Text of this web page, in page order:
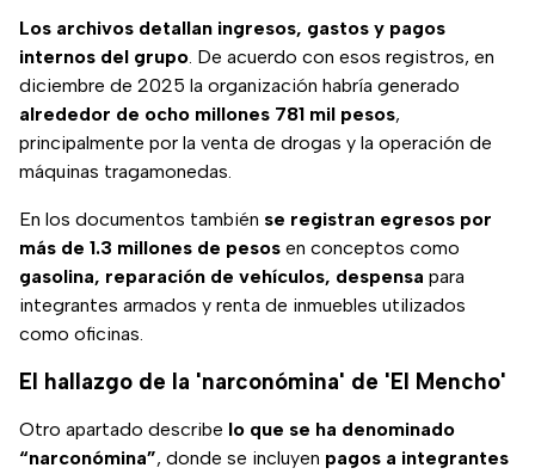
Los archivos detallan ingresos, gastos y pagos
internos del grupo. De acuerdo con esos registros, en
diciembre de 2025 la organización habría generado
alrededor de ocho millones 781 mil pesos,
principalmente por la venta de drogas y la operación de
máquinas tragamonedas.
En los documentos también se registran egresos por
más de 1.3 millones de pesos en conceptos como
gasolina, reparación de vehículos, despensa para
integrantes armados y renta de inmuebles utilizados
como oficinas.
El hallazgo de la 'narconómina' de 'El Mencho'
Otro apartado describe lo que se ha denominado
“narconómina”, donde se incluyen pagos a integrantes